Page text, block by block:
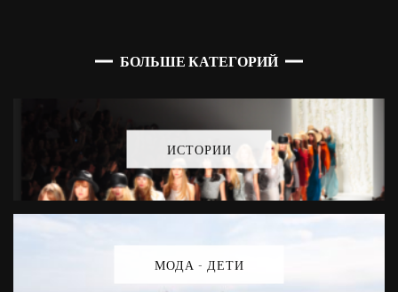
БОЛЬШЕ КАТЕГОРИЙ
ИСТОРИИ
МОДА - ДЕТИ